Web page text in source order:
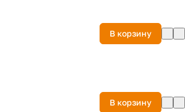
В корзину
В корзину